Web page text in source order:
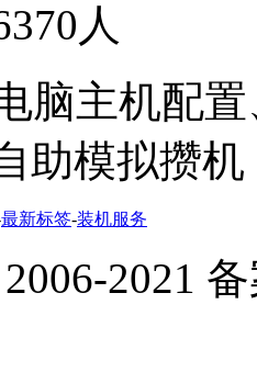
人
脑主机配
助模拟攒机
最新标签-装机服务
2006-2021